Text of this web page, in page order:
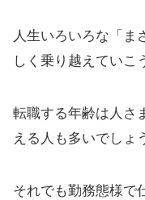
人生いろいろな「ま
しく乗り越えていこ
転職する年齢は人さ
える人も多いでしょ
それでも勤務態様で